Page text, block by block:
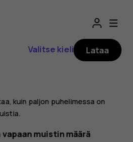
Valitse kieli Lataa
kuin paljon puhelimessa on
muistin määrä